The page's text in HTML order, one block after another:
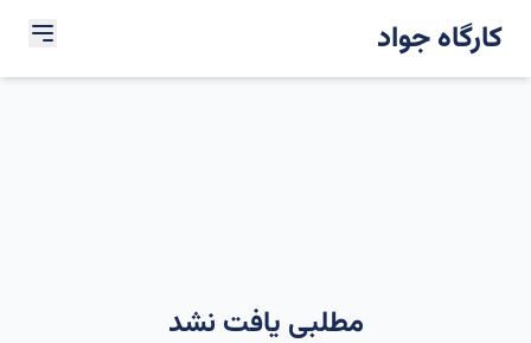
کارگاه جواد
مطلبی یافت نشد